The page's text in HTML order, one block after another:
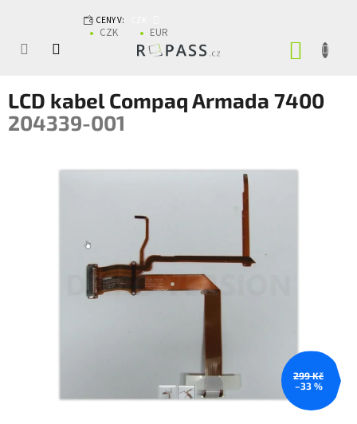
CENY V:
CZK EUR
LCD kabel Compaq Armada 7400
204339-001
299 Kč
–33 %